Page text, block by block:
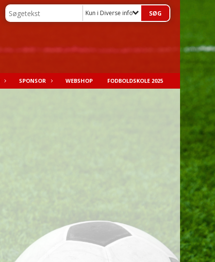
Kun i Diverse info til gæster
SPONSOR WEBSHOP FODBOLDSKOLE 2025